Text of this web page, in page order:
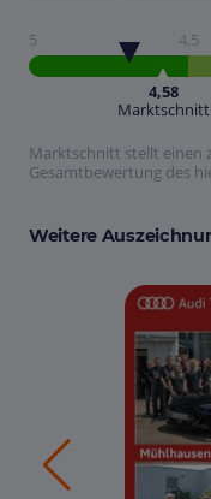
5 4,5
4,58
Marktschnitt
Marktschnitt stellt einen
Gesamtbewertung des
Weitere